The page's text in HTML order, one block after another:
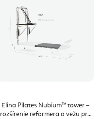
Elina Pilates Nubium™ tower –
rozšírenie reformera o vežu pre